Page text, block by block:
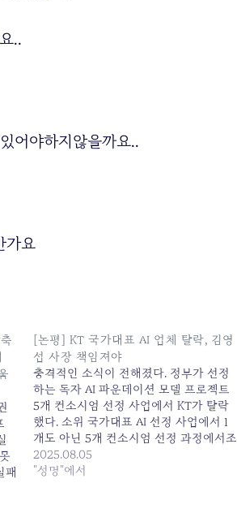
..
어야하지않을까요..
가요
패
[논평] KT 국가대표 AI 업체 탈락, 김영
섭 사장 책임져야
충격적인 소식이 전해졌다. 정부가 선정
하는 독자 AI 파운데이션 모델 프로젝트
5개 컨소시엄 선정 사업에서 KT가 탈락
했다. 소위 국가대표 AI 선정 사업에서 1
개도 아닌 5개 컨소시엄 선정 과정에서조
차 탈락한 것이다. 이것이 충격적인 이유
는 소위 국가 대표 통신 맏형을 자처해온
2025.08.05
"성명"에서